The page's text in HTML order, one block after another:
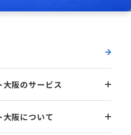
阪のサービス
阪について